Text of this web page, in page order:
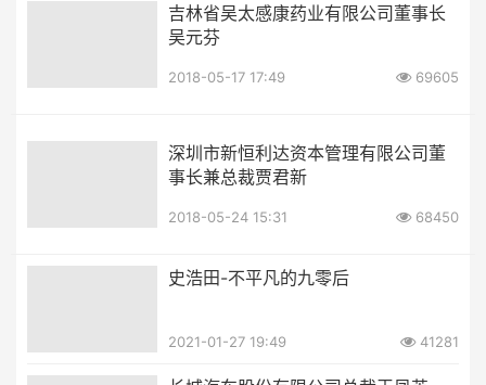
吉林省吴太感康药业有限公司董事长
吴元芬
2018-05-17 17:49 69605
深圳市新恒利达资本管理有限公司董
事长兼总裁贾君新
2018-05-24 15:31 68450
史浩田-不平凡的九零后
2021-01-27 19:49 41281